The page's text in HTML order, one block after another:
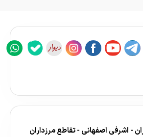
- اشرفی اصفهانی - تقاطع مرزداران